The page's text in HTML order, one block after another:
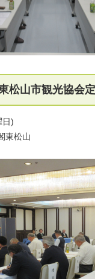
松山市観光協会
日)
東松山